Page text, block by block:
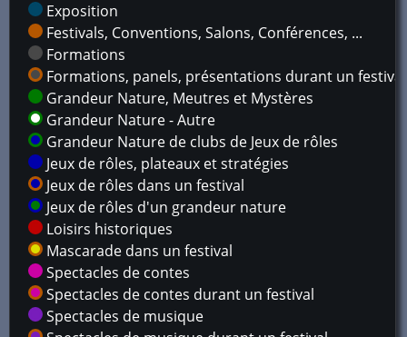
Exposition
Festivals, Conventions, Salons, Conférences, ...
Formations
Formations, panels, présentations durant un festival
Grandeur Nature, Meutres et Mystères
Grandeur Nature - Autre
Grandeur Nature de clubs de Jeux de rôles
Jeux de rôles, plateaux et stratégies
Jeux de rôles dans un festival
Jeux de rôles d'un grandeur nature
Loisirs historiques
Mascarade dans un festival
Spectacles de contes
Spectacles de contes durant un festival
Spectacles de musique